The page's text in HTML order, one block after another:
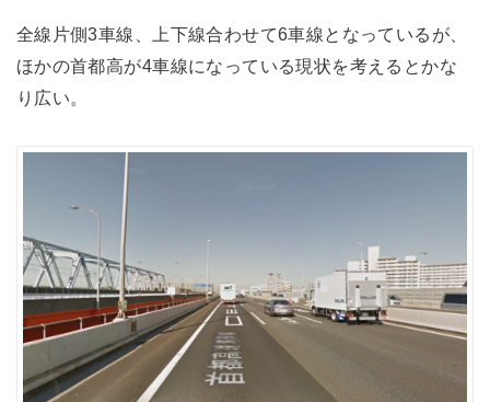
全線片側3車線、上下線合わせて6車線となっているが、
ほかの首都高が4車線になっている現状を考えるとかな
り広い。